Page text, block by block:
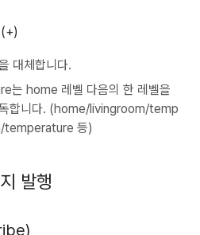
대체합니다.
home 레벨 다음의 한 레벨을
합니다. (home/livingroom/temp
등)
발행